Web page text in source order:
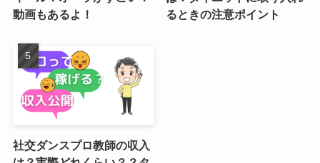
動画もあるよ！
るときの注意ポイント
社交ダンスプロ教師の収入